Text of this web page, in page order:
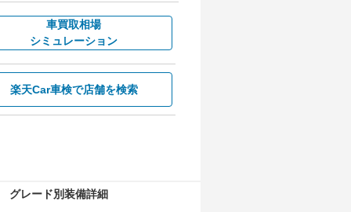
車買取相場
シミュレーション
楽天Car車検で店舗を検索
グレード別装備詳細